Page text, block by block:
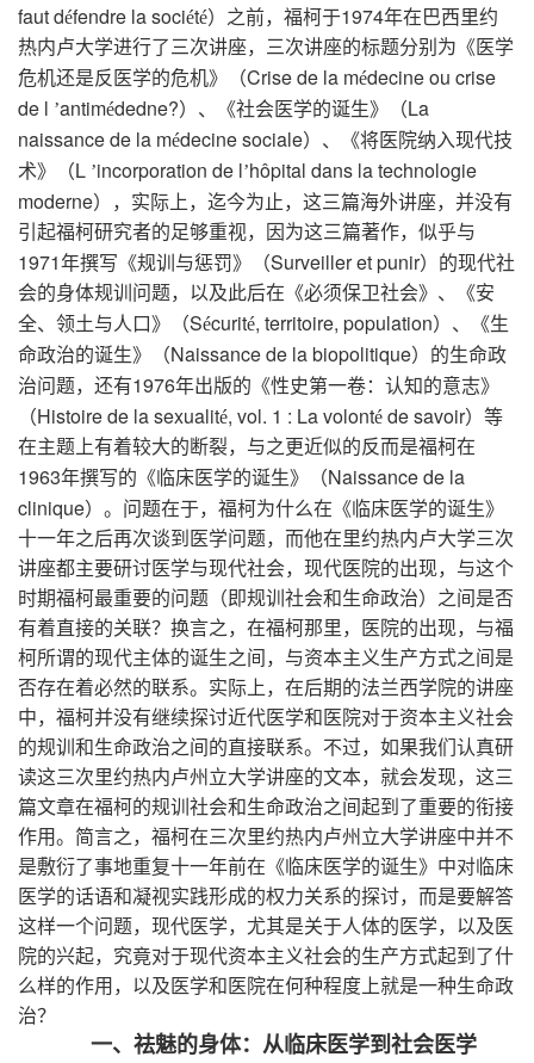
faut défendre la société）之前，福柯于1974年在巴西里约
热内卢大学进行了三次讲座，三次讲座的标题分别为《医学
危机还是反医学的危机》（Crise de la médecine ou crise
de l ’antimédedne?）、《社会医学的诞生》（La
naissance de la médecine sociale）、《将医院纳入现代技
术》（L ’incorporation de l’hôpital dans la technologie
moderne），实际上，迄今为止，这三篇海外讲座，并没有
引起福柯研究者的足够重视，因为这三篇著作，似乎与
1971年撰写《规训与惩罚》（Surveiller et punir）的现代社
会的身体规训问题，以及此后在《必须保卫社会》、《安
全、领土与人口》（Sécurité, territoire, population）、《生
命政治的诞生》（Naissance de la biopolitique）的生命政
治问题，还有1976年出版的《性史第一卷：认知的意志》
（Histoire de la sexualité, vol. 1 : La volonté de savoir）等
在主题上有着较大的断裂，与之更近似的反而是福柯在
1963年撰写的《临床医学的诞生》（Naissance de la
clinique）。问题在于，福柯为什么在《临床医学的诞生》
十一年之后再次谈到医学问题，而他在里约热内卢大学三次
讲座都主要研讨医学与现代社会，现代医院的出现，与这个
时期福柯最重要的问题（即规训社会和生命政治）之间是否
有着直接的关联？换言之，在福柯那里，医院的出现，与福
柯所谓的现代主体的诞生之间，与资本主义生产方式之间是
否存在着必然的联系。实际上，在后期的法兰西学院的讲座
中，福柯并没有继续探讨近代医学和医院对于资本主义社会
的规训和生命政治之间的直接联系。不过，如果我们认真研
读这三次里约热内卢州立大学讲座的文本，就会发现，这三
篇文章在福柯的规训社会和生命政治之间起到了重要的衔接
作用。简言之，福柯在三次里约热内卢州立大学讲座中并不
是敷衍了事地重复十一年前在《临床医学的诞生》中对临床
医学的话语和凝视实践形成的权力关系的探讨，而是要解答
这样一个问题，现代医学，尤其是关于人体的医学，以及医
院的兴起，究竟对于现代资本主义社会的生产方式起到了什
么样的作用，以及医学和医院在何种程度上就是一种生命政
治？
一、祛魅的身体：从临床医学到社会医学